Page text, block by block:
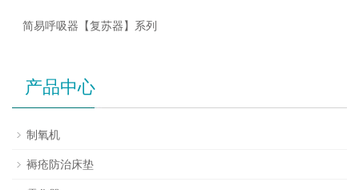
简易呼吸器【复苏器】系列
产品中心
制氧机
褥疮防治床垫